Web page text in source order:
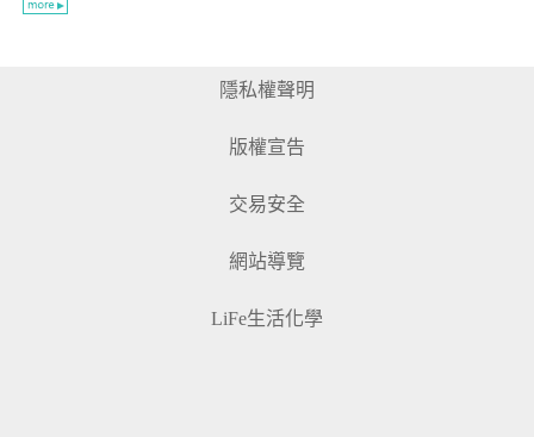
隱私權聲明
版權宣告
交易安全
網站導覽
LiFe生活化學